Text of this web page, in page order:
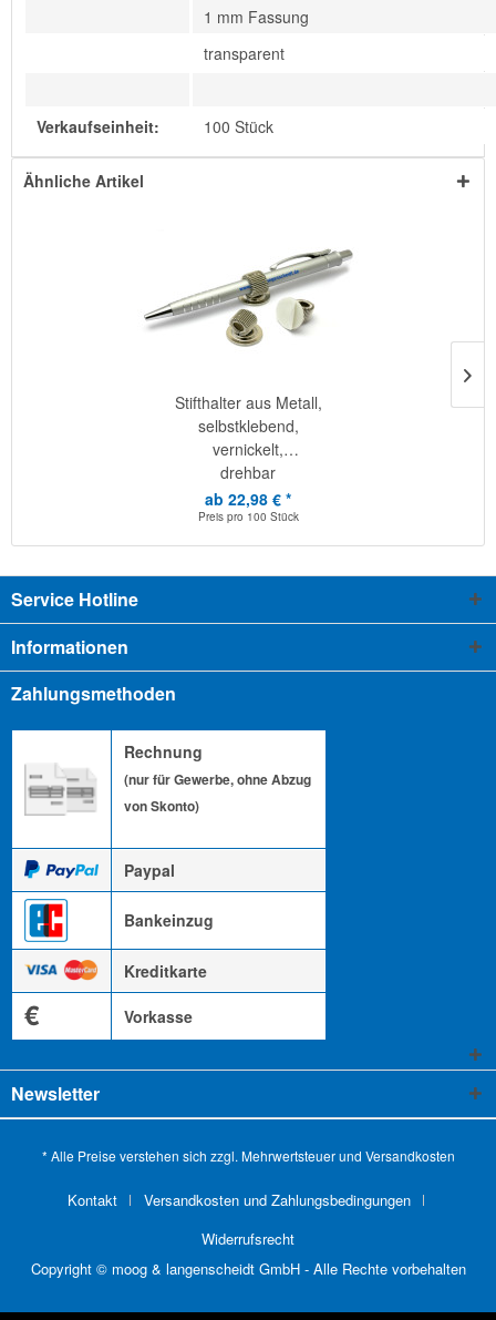
1 mm Fassung
transparent
Verkaufseinheit: 100 Stück
Ähnliche Artikel
Stifthalter aus Metall,
selbstklebend,
vernickelt,
drehbar
ab 22,98 € *
Preis pro 100 Stück
Service Hotline
Informationen
Zahlungsmethoden
Rechnung
(nur für Gewerbe, ohne Abzug
von Skonto)
Paypal
Bankeinzug
Kreditkarte
€ Vorkasse
Newsletter
* Alle Preise verstehen sich zzgl. Mehrwertsteuer und Versandkosten
Kontakt
Versandkosten und Zahlungsbedingungen
Widerrufsrecht
Copyright © moog & langenscheidt GmbH - Alle Rechte vorbehalten